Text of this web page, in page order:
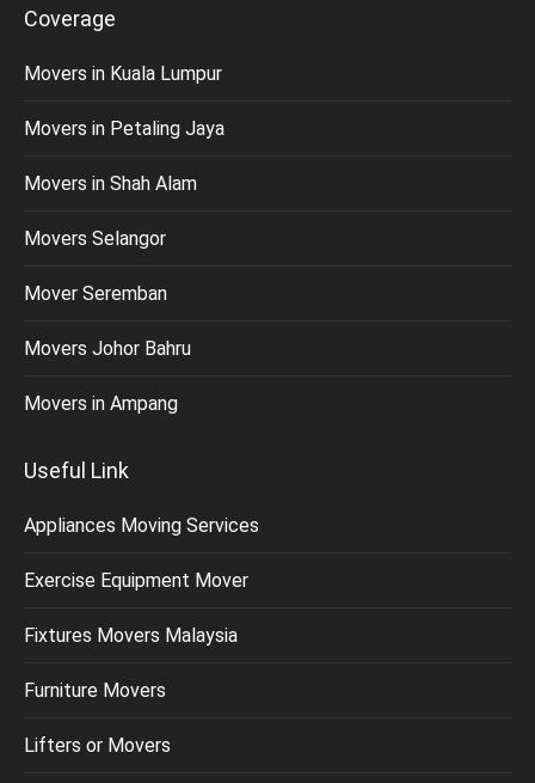
Coverage
Movers in Kuala Lumpur
Movers in Petaling Jaya
Movers in Shah Alam
Movers Selangor
Mover Seremban
Movers Johor Bahru
Movers in Ampang
Useful Link
Appliances Moving Services
Exercise Equipment Mover
Fixtures Movers Malaysia
Furniture Movers
Lifters or Movers